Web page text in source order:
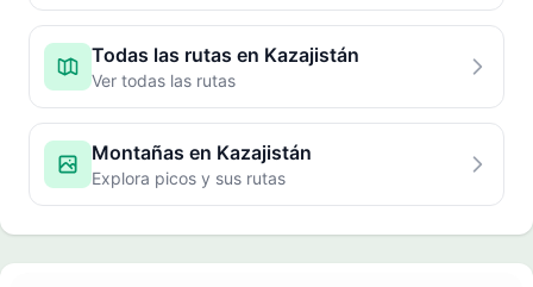
Todas las rutas en Kazajistán
Ver todas las rutas
Montañas en Kazajistán
Explora picos y sus rutas